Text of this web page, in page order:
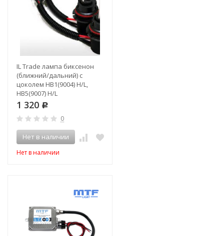
IL Trade лампа биксенон
(ближний/дальний) с
цоколем HB1(9004) H/L,
HB5(9007) H/L
1 320 Р
0
Нет в наличии
Нет в наличии